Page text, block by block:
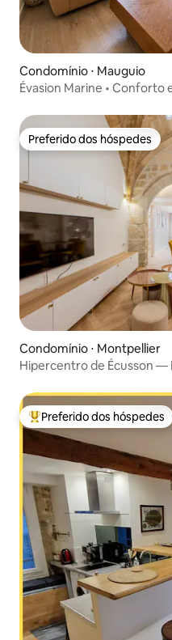
Condomínio ⋅ Mauguio
Évasion Marine • Conforto
Preferido dos hóspedes
Preferido dos hóspedes
Condomínio ⋅ Montpellier
Hipercentro de Écusson —
Entre os melhores
Preferido dos hóspedes